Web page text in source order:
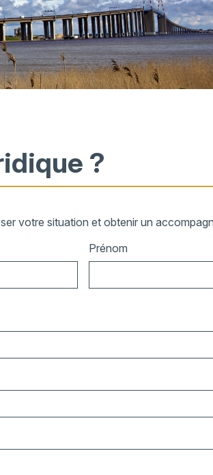
?
votre situation et obtenir un
Prénom